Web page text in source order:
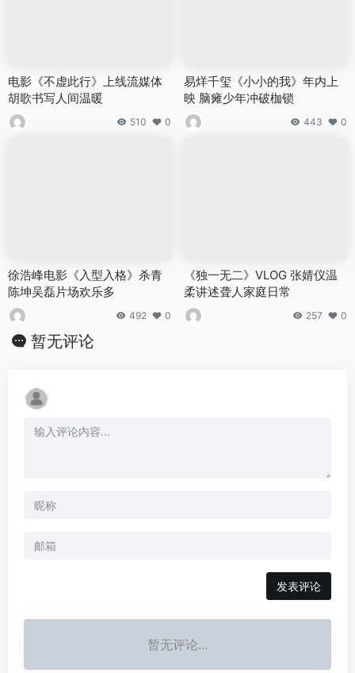
电影《不虚此行》上线流媒体
胡歌书写人间温暖
510 0
易烊千玺《小小的我》年内上
映 脑瘫少年冲破枷锁
443 0
徐浩峰电影《入型入格》杀青
陈坤吴磊片场欢乐多
492 0
《独一无二》VLOG 张婧仪温
柔讲述聋人家庭日常
257 0
暂无评论
发表评论
暂无评论...